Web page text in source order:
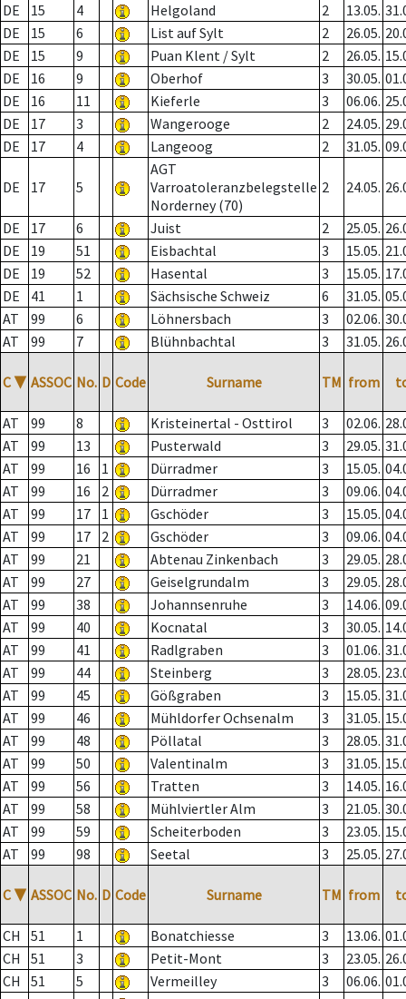
DE
15 4 Helgoland 2 13.05.
DE
15 6 List auf Sylt 2 26.05.
DE
15 9 Puan Klent / Sylt 2 26.05.
DE
16 9 Oberhof 3 30.05.
DE
16 11 Kieferle 3 06.06.
DE
17 3 Wangerooge 2 24.05.
DE
17 4 Langeoog 2 31.05.
DE 17 5
AGT
Varroatoleranzbelegstelle
Norderney (70)
2 24.05.
DE 17 6 Juist 2 25.05.
DE
19 51 Eisbachtal 3 15.05.
DE
19 52 Hasental 3 15.05.
DE
41 1 Sächsische Schweiz 6 31.05.
AT
99 6 Löhnersbach 3 02.06.
AT
99 7 Blühnbachtal 3 31.05.
C ▼ ASSOC No. D Code Surname TM from
AT 99 8 Kristeinertal - Osttirol 3 02.06.
AT
99 13 Pusterwald 3 29.05.
AT
99 16 1 Dürradmer 3 15.05.
AT
99 16 2 Dürradmer 3 09.06.
AT
99 17 1 Gschöder 3 15.05.
AT
99 17 2 Gschöder 3 09.06.
AT
99 21 Abtenau Zinkenbach 3 29.05.
AT
99 27 Geiselgrundalm 3 29.05.
AT
99 38 Johannsenruhe 3 14.06.
AT
99 40 Kocnatal 3 30.05.
AT
99 41 Radlgraben 3 01.06.
AT
99 44 Steinberg 3 28.05.
AT
99 45 Gößgraben 3 15.05.
AT
99 46 Mühldorfer Ochsenalm 3 31.05.
AT
99 48 Pöllatal 3 28.05.
AT
99 50 Valentinalm 3 31.05.
AT
99 56 Tratten 3 14.05.
AT
99 58 Mühlviertler Alm 3 21.05.
AT
99 59 Scheiterboden 3 23.05.
AT
99 98 Seetal 3 25.05.
C ▼ ASSOC No. D Code Surname TM from
CH 51 1 Bonatchiesse 3 13.06.
CH
51 3 Petit-Mont 3 23.05.
CH
51 5 Vermeilley 3 06.06.